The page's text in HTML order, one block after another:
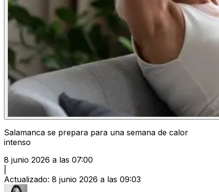
Salamanca se prepara para una semana de calor
intenso
8 junio 2026 a las 07:00
Actualizado: 8 junio 2026 a las 09:03